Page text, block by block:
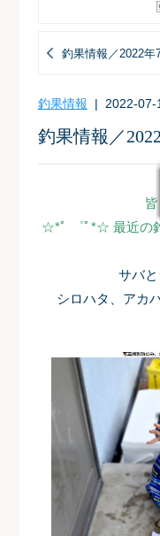
釣果情報／2022年
釣果情報 | 2022-07-
釣果情報／
☆*ﾟ ゜ﾟ*☆ 最近の
サバと
シロハタ、アカ